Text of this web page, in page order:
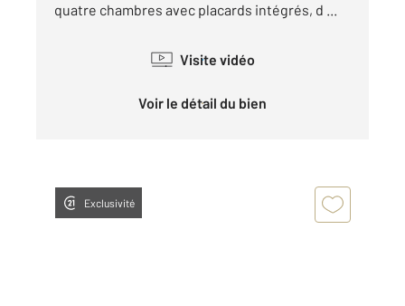
quatre chambres avec placards intégrés, d ...
Visite vidéo
Voir le détail du bien
Exclusivité